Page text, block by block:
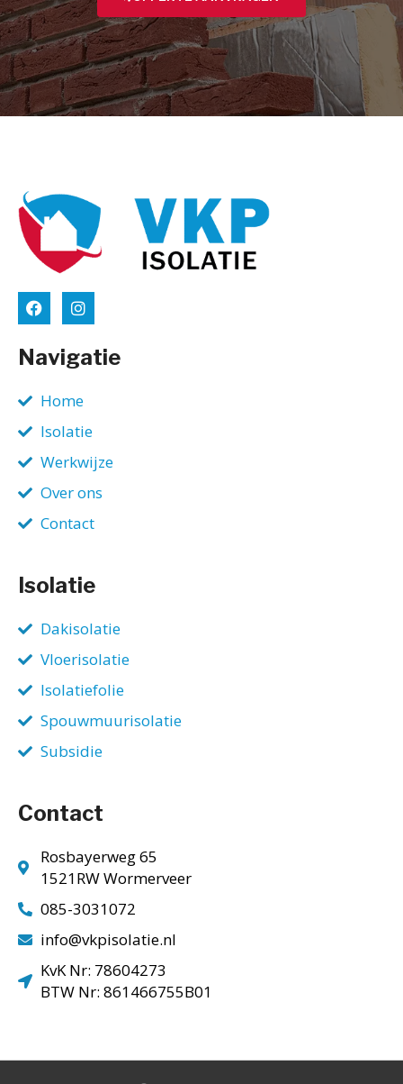
Navigatie
Home
Isolatie
Werkwijze
Over ons
Contact
Isolatie
Dakisolatie
Vloerisolatie
Isolatiefolie
Spouwmuurisolatie
Subsidie
Contact
Rosbayerweg 65
1521RW Wormerveer
085-3031072
info@vkpisolatie.nl
KvK Nr: 78604273
BTW Nr: 861466755B01